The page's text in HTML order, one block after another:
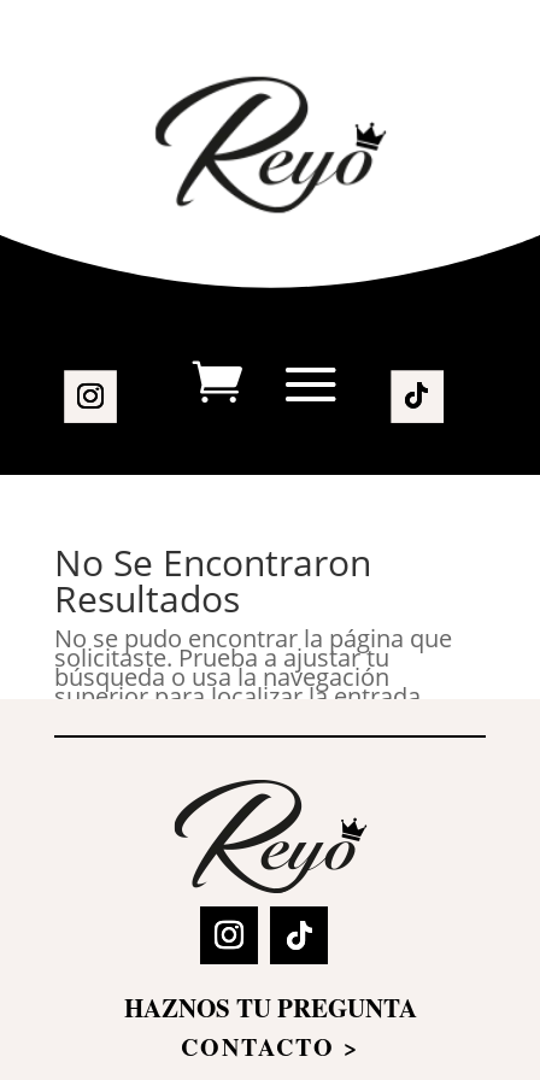
No Se Encontraron
Resultados
No se pudo encontrar la página que
solicitaste. Prueba a ajustar tu
búsqueda o usa la navegación
superior para localizar la entrada.
HAZNOS TU PREGUNTA
CONTACTO >